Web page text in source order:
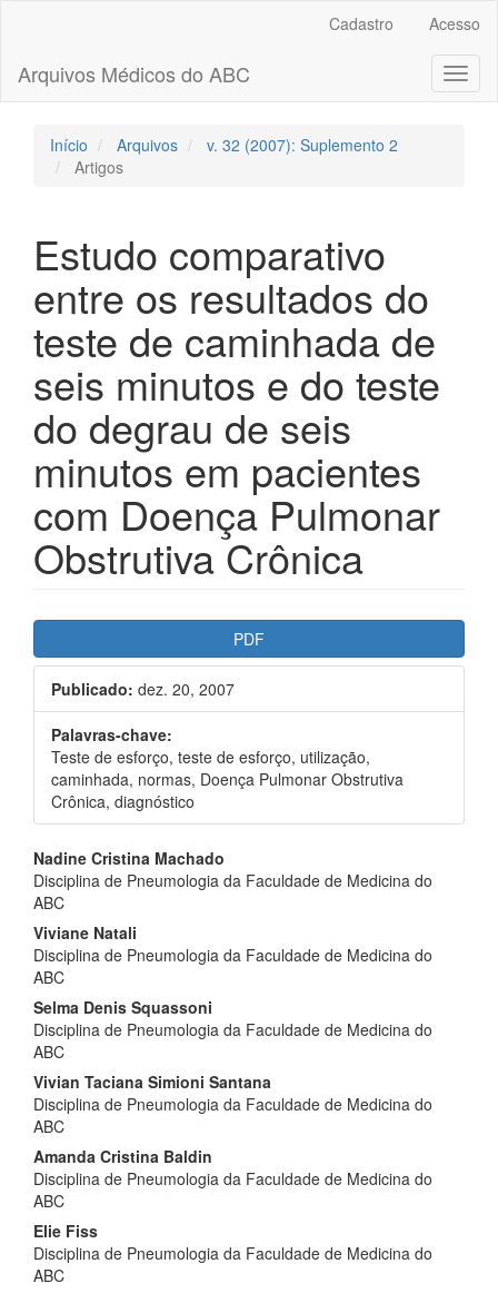
principal
Barra
Cadastro Acesso
Arquivos Médicos do ABC
Início Arquivos
v. 32 (2007): Suplemento 2
Artigos
Estudo comparativo
entre os resultados do
teste de caminhada de
seis minutos e do teste
do degrau de seis
minutos em pacientes
com Doença Pulmonar
Obstrutiva Crônica
Barra
lateral
de
artigos
PDF
Publicado: dez. 20, 2007
Palavras-chave:
Teste de esforço, teste de esforço, utilização,
caminhada, normas, Doença Pulmonar Obstrutiva
Crônica, diagnóstico
Conteúdo
do
artigo
principal
Nadine Cristina Machado
Disciplina de Pneumologia da Faculdade de Medicina do
ABC
Viviane Natali
Disciplina de Pneumologia da Faculdade de Medicina do
ABC
Selma Denis Squassoni
Disciplina de Pneumologia da Faculdade de Medicina do
ABC
Vivian Taciana Simioni Santana
Disciplina de Pneumologia da Faculdade de Medicina do
ABC
Amanda Cristina Baldin
Disciplina de Pneumologia da Faculdade de Medicina do
ABC
Elie Fiss
Disciplina de Pneumologia da Faculdade de Medicina do
ABC